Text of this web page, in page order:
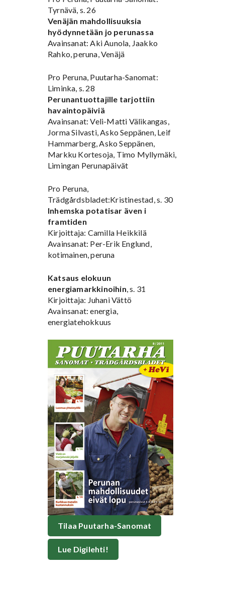
Tyrnävä, s. 26
Venäjän mahdollisuuksia
hyödynnetään jo perunassa
Avainsanat: Aki Aunola, Jaakko
Rahko, peruna, Venäjä
Pro Peruna, Puutarha-Sanomat:
Liminka, s. 28
Perunantuottajille tarjottiin
havaintopäiviä
Avainsanat: Veli-Matti Välikangas,
Jorma Silvasti, Asko Seppänen, Leif
Hammarberg, Asko Seppänen,
Markku Kortesoja, Timo Myllymäki,
Limingan Perunapäivät
Pro Peruna,
Trädgårdsbladet:Kristinestad, s. 30
Inhemska potatisar även i
framtiden
Kirjoittaja: Camilla Heikkilä
Avainsanat: Per-Erik Englund,
kotimainen, peruna
Katsaus elokuun
energiamarkkinoihin, s. 31
Kirjoittaja: Juhani Vättö
Avainsanat: energia,
energiatehokkuus
Tilaa Puutarha-Sanomat
Lue Digilehti!